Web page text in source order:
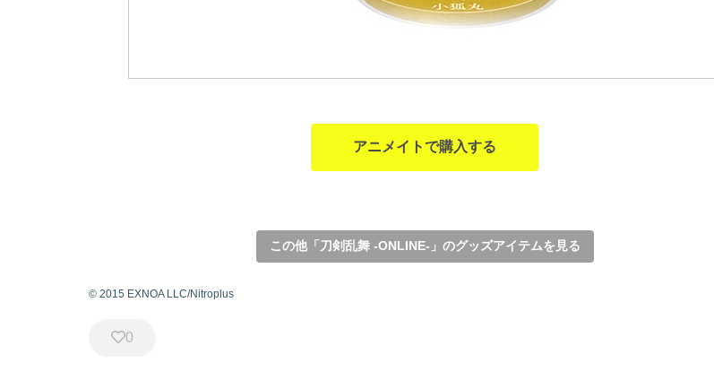
アニメイトで購入する
この他「刀剣乱舞 -ONLINE-」のグッズアイテムを見る
© 2015 EXNOA LLC/Nitroplus
0